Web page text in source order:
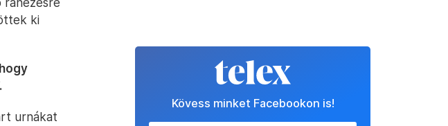
ki
urnákat
Kövess minket Facebookon is!